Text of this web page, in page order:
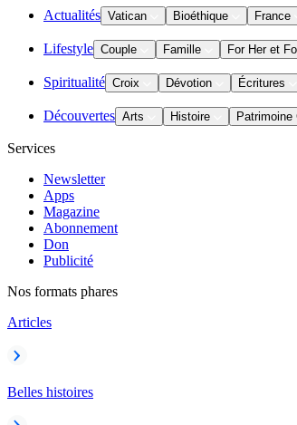
Actualités Vatican Bioéthique France
Lifestyle Couple Famille For Her et
Spiritualité Croix Dévotion Écritures
Découvertes Arts Histoire Patrimoine
Services
Newsletter
Apps
Magazine
Abonnement
Don
Publicité
Nos formats phares
Articles
Belles histoires